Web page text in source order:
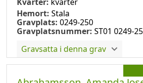
Hemort: Stala
Gravplats: 0249-250
Gravplatsnummer: ST01 0249-
Gravsatta i denna grav